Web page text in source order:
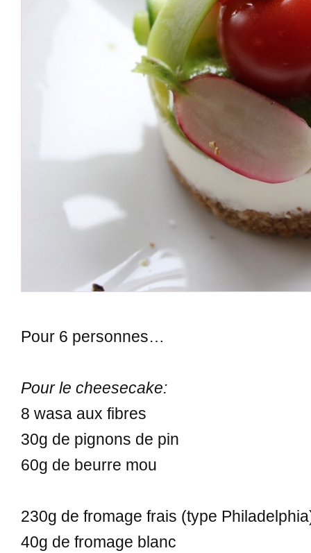
Pour 6 personnes…
Pour le cheesecake:
8 wasa aux fibres
30g de pignons de pin
60g de beurre mou
230g de fromage frais (type
40g de fromage blanc